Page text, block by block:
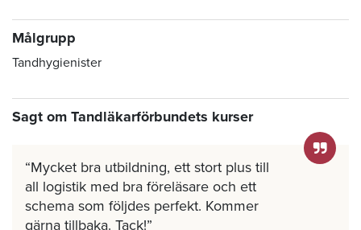
Målgrupp
Tandhygienister
Sagt om Tandläkarförbundets kurser
Mycket bra utbildning, ett stort plus till
all logistik med bra föreläsare och ett
schema som följdes perfekt. Kommer
gärna tillbaka. Tack!